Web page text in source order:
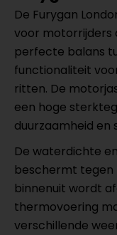
De Furygan
voor motorrijders
perfecte balans
functionaliteit
ritten. De
een hoge
duurzaamheid en
De waterdichte
beschermt tegen
binnenuit wordt
thermovoering
verschillende